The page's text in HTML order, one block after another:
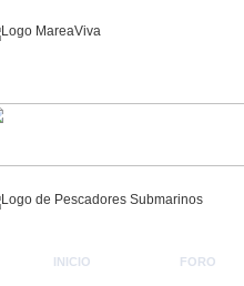
INICIO FORO